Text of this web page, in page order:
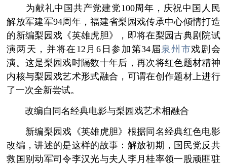
为献礼中国共产党建党100周年，庆祝中国人民
解放军建军94周年，福建省梨园戏传承中心倾情打造
的新编梨园戏《英雄虎胆》，即将在梨园古典剧院试
演两天，并将在12月6日参加第34届泉州市戏剧会
演。这是梨园戏时隔数十年后，再次将红色题材精神
内核与梨园戏艺术形式融合，可谓在创作题材上进行
了一次全新尝试。
改编自同名经典电影与梨园戏艺术相融合
新编梨园戏《英雄虎胆》根据同名经典红色电影
改编，讲述的是这样的故事：解放初期，国民党反共
救国别动军司令李汉光与夫人李月桂率领一股顽匪驻